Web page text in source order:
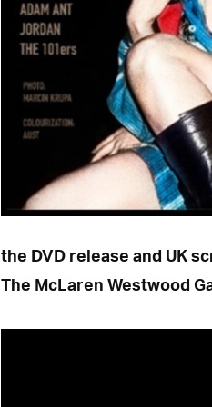
the DVD release and UK
The McLaren Westwood